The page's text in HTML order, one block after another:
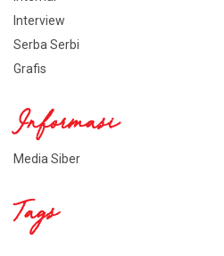
Interview
Serba Serbi
Grafis
Informasi
Media Siber
Tags